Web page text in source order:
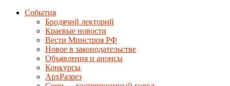
События
Бродячий лекторий
Краевые новости
Вести Минстроя РФ
Новое в законодательстве
Объявления и анонсы
Конкурсы
АрхРазрез